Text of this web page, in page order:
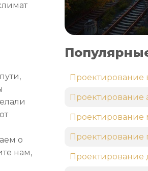
о
нам,
Проектирование
Проектирование
Проектирование
Проектирование
Проектирование